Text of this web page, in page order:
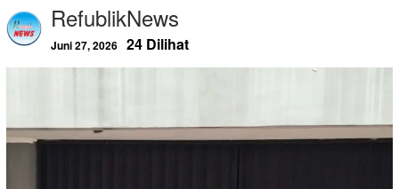
RefublikNews
Juni 27, 2026 24 Dilihat